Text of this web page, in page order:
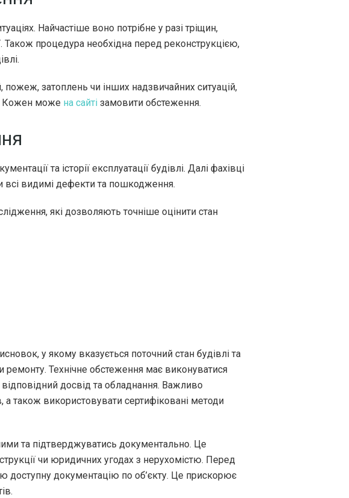
Найчастіше воно потрібне у разі тріщин,
Також процедура необхідна перед реконструкцією,
затоплень чи інших надзвичайних ситуацій,
Кожен може на сайті замовити обстеження.
та історії експлуатації будівлі. Далі фахівці
всі видимі дефекти та пошкодження.
які дозволяють точніше оцінити стан
у якому вказується поточний стан будівлі та
ремонту. Технічне обстеження має виконуватися
досвід та обладнання. Важливо
а також використовувати сертифіковані методи
та підтверджуватись документально. Це
чи юридичних угодах з нерухомістю. Перед
доступну документацію по об’єкту. Це прискорює